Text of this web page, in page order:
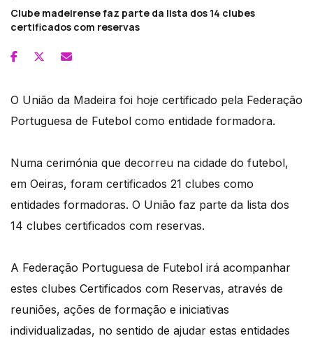
Clube madeirense faz parte da lista dos 14 clubes
certificados com reservas
O União da Madeira foi hoje certificado pela Federação
Portuguesa de Futebol como entidade formadora.
Numa cerimónia que decorreu na cidade do futebol,
em Oeiras, foram certificados 21 clubes como
entidades formadoras. O União faz parte da lista dos
14 clubes certificados com reservas.
A Federação Portuguesa de Futebol irá acompanhar
estes clubes Certificados com Reservas, através de
reuniões, ações de formação e iniciativas
individualizadas, no sentido de ajudar estas entidades